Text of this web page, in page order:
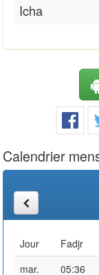
Icha
Calendrier
Jour Fadjr
mar.
05:36